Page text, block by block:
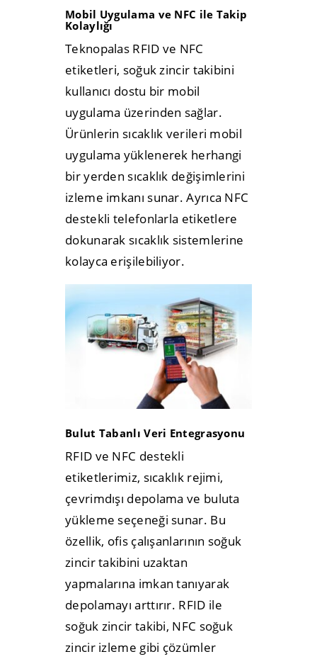
Mobil Uygulama ve NFC ile Takip
Kolaylığı
Teknopalas RFID ve NFC
etiketleri, soğuk zincir takibini
kullanıcı dostu bir mobil
uygulama üzerinden sağlar.
Ürünlerin sıcaklık verileri mobil
uygulama yüklenerek herhangi
bir yerden sıcaklık değişimlerini
izleme imkanı sunar. Ayrıca NFC
destekli telefonlarla etiketlere
dokunarak sıcaklık sistemlerine
kolayca erişilebiliyor.
Bulut Tabanlı Veri Entegrasyonu
RFID ve NFC destekli
etiketlerimiz, sıcaklık rejimi,
çevrimdışı depolama ve buluta
yükleme seçeneği sunar. Bu
özellik, ofis çalışanlarının soğuk
zincir takibini uzaktan
yapmalarına imkan tanıyarak
depolamayı arttırır. RFID ile
soğuk zincir takibi, NFC soğuk
zincir izleme gibi çözümler